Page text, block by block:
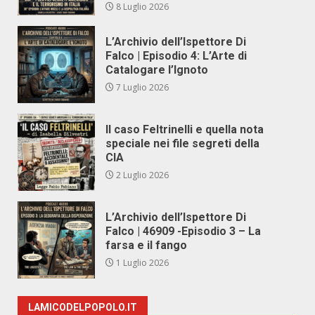
8 Luglio 2026
L’Archivio dell’Ispettore Di
Falco | Episodio 4: L’Arte di
Catalogare l’Ignoto
7 Luglio 2026
Il caso Feltrinelli e quella nota
speciale nei file segreti della
CIA
2 Luglio 2026
L’Archivio dell’Ispettore Di
Falco | 46909 -Episodio 3 – La
farsa e il fango
1 Luglio 2026
LAMICODELPOPOLO.IT